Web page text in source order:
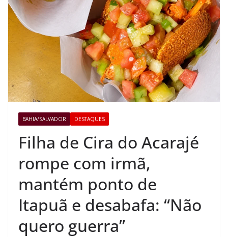
BAHIA/SALVADOR DESTAQUES
Filha de Cira do Acarajé
rompe com irmã,
mantém ponto de
Itapuã e desabafa: “Não
quero guerra”